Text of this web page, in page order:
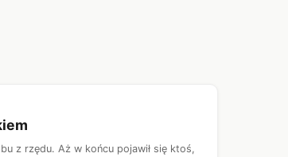
z rzędu. Aż w końcu pojawił się ktoś,